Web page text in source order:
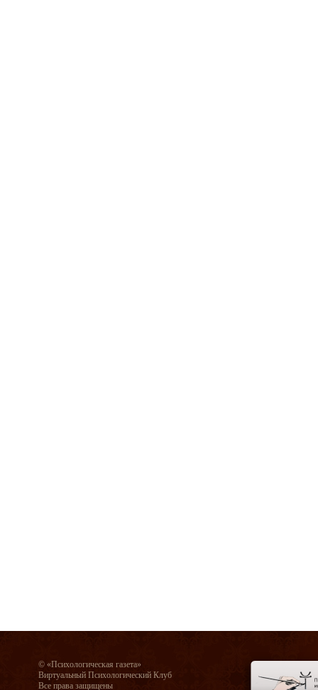
© «Психологическая газета»
Виртуальный Психологический Клуб
Все права защищены